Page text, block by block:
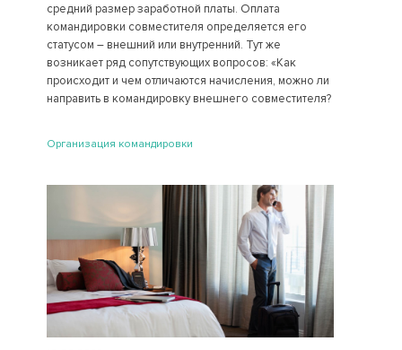
средний размер заработной платы. Оплата
командировки совместителя определяется его
статусом – внешний или внутренний. Тут же
возникает ряд сопутствующих вопросов: «Как
происходит и чем отличаются начисления, можно ли
направить в командировку внешнего совместителя?
Организация командировки